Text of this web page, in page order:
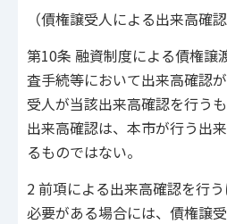
（債権譲受人による出来高確認
第10条 融資制度による債権譲
査手続等において出来高確認
受人が当該出来高確認を行う
出来高確認は、本市が行う出
るものではない。
2 前項による出来高確認を行
必要がある場合には、債権譲